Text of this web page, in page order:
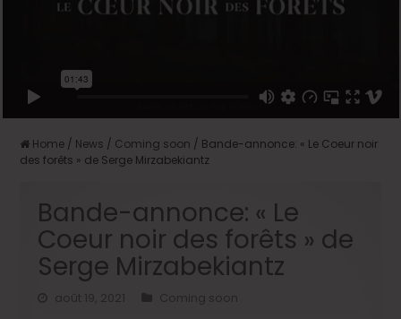
Home / News / Coming soon / Bande-annonce: « Le Coeur noir
des forêts » de Serge Mirzabekiantz
Bande-annonce: « Le
Coeur noir des forêts » de
Serge Mirzabekiantz
août 19, 2021
Coming soon